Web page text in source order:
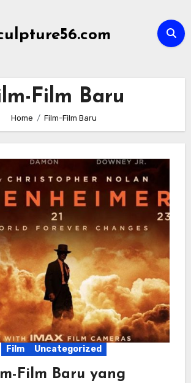
Film Baru
Home Film-Film Baru
Film Uncategorized
Film Baru yang